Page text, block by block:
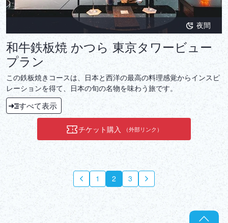
夜間
和牛鉄板焼 かつら 東京タワービュー
プラン
この鉄板焼きコースは、日本と西洋の最高の料理感覚からインスピ
レーションを得て、日本の旬の名物を味わう旅です。
すべて表示
チケット購入 （外部リンク）
1 2 3